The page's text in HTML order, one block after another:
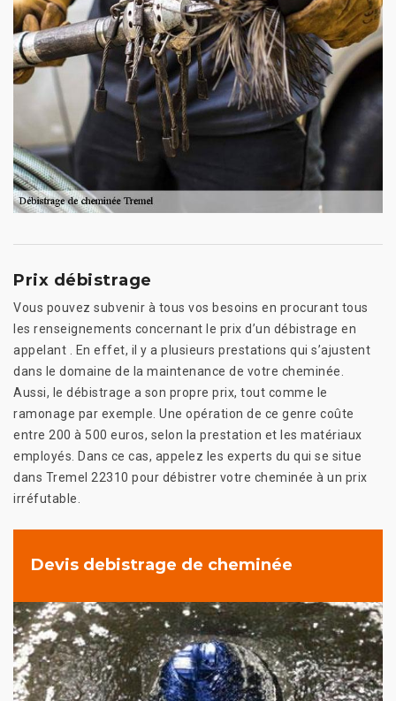
Prix débistrage
Vous pouvez subvenir à tous vos besoins en procurant tous
les renseignements concernant le prix d’un débistrage en
appelant . En effet, il y a plusieurs prestations qui s’ajustent
dans le domaine de la maintenance de votre cheminée.
Aussi, le débistrage a son propre prix, tout comme le
ramonage par exemple. Une opération de ce genre coûte
entre 200 à 500 euros, selon la prestation et les matériaux
employés. Dans ce cas, appelez les experts du qui se situe
dans Tremel 22310 pour débistrer votre cheminée à un prix
irréfutable.
Devis debistrage de cheminée